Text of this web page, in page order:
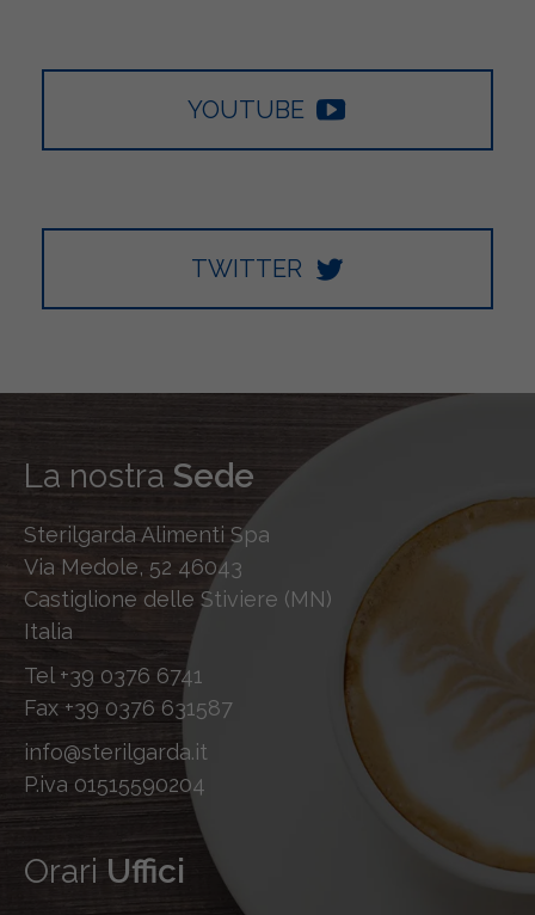
YOUTUBE
TWITTER
La nostra Sede
Sterilgarda Alimenti Spa
Via Medole, 52 46043
Castiglione delle Stiviere (MN)
Italia
Tel +39 0376 6741
Fax +39 0376 631587
info@sterilgarda.it
P.iva 01515590204
Orari Uffici